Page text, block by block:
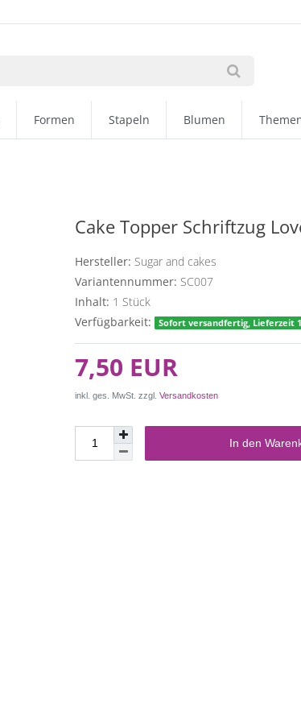
Formen Stapeln Blumen
Cake Topper Schriftzug
Hersteller: Sugar and cakes
Variantennummer: SC007
Inhalt: 1 Stück
Verfügbarkeit:
Sofort versandfertig, Lieferzeit
7,50 EUR
inkl. ges. MwSt. zzgl.Versandkosten
In den